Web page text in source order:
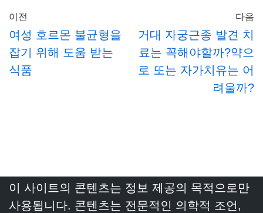
이전
여성 호르몬 불균형을
잡기 위해 도움 받는
식품
다음
거대 자궁근종 발견 치
료는 꼭해야할까?약으
로 또는 자가치유는 어
려울까?
이 사이트의 콘텐츠는 정보 제공의 목적으로만
사용됩니다. 콘텐츠는 전문적인 의학적 조언,